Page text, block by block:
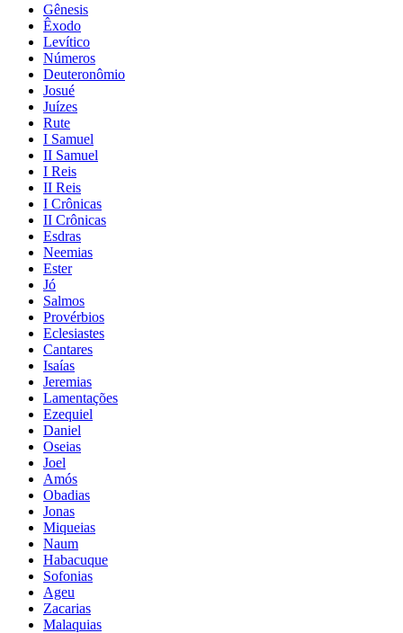
Gênesis
Êxodo
Levítico
Números
Deuteronômio
Josué
Juízes
Rute
I Samuel
II Samuel
I Reis
II Reis
I Crônicas
II Crônicas
Esdras
Neemias
Ester
Jó
Salmos
Provérbios
Eclesiastes
Cantares
Isaías
Jeremias
Lamentações
Ezequiel
Daniel
Oseias
Joel
Amós
Obadias
Jonas
Miqueias
Naum
Habacuque
Sofonias
Ageu
Zacarias
Malaquias